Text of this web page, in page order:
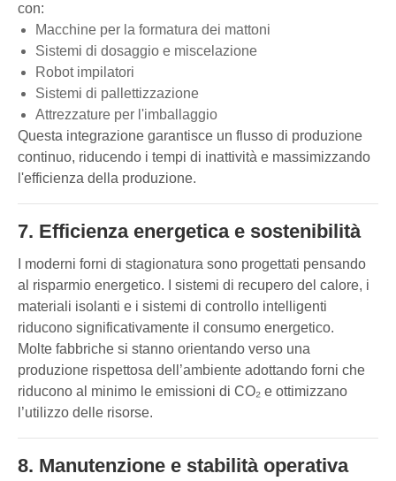
con:
Macchine per la formatura dei mattoni
Sistemi di dosaggio e miscelazione
Robot impilatori
Sistemi di pallettizzazione
Attrezzature per l'imballaggio
Questa integrazione garantisce un flusso di produzione
continuo, riducendo i tempi di inattività e massimizzando
l'efficienza della produzione.
7. Efficienza energetica e sostenibilità
I moderni forni di stagionatura sono progettati pensando
al risparmio energetico. I sistemi di recupero del calore, i
materiali isolanti e i sistemi di controllo intelligenti
riducono significativamente il consumo energetico.
Molte fabbriche si stanno orientando verso una
produzione rispettosa dell’ambiente adottando forni che
riducono al minimo le emissioni di CO₂ e ottimizzano
l’utilizzo delle risorse.
8. Manutenzione e stabilità operativa